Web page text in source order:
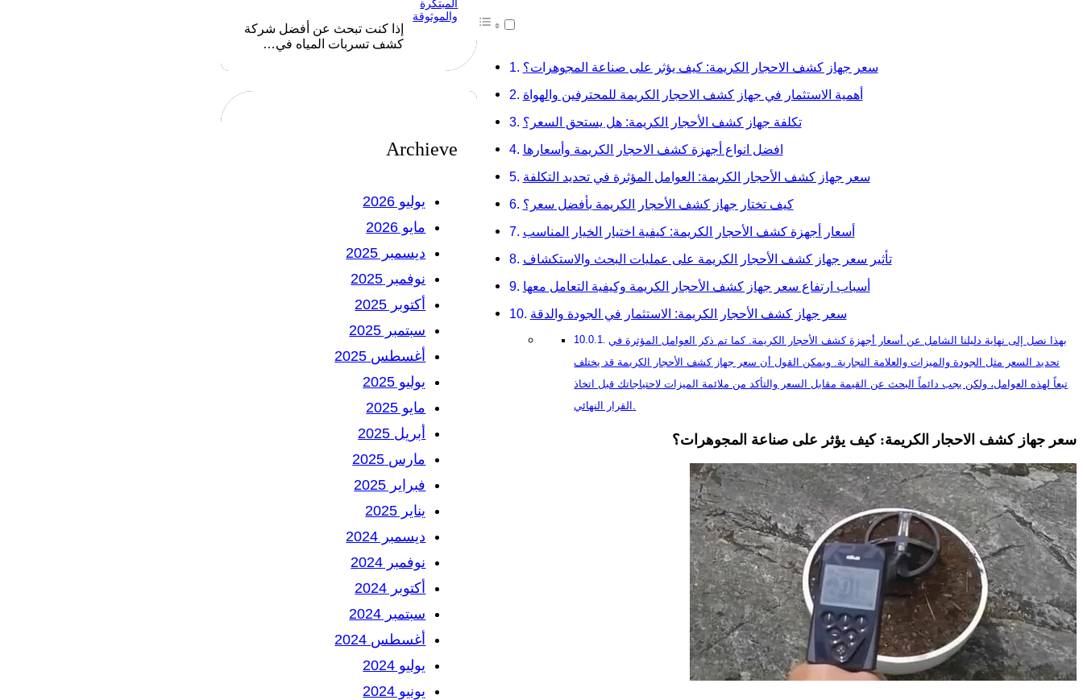
سعر جهاز كشف الاحجار الكريمة: كيف يؤثر على صناعة المجوهرات؟
أهمية الاستثمار في جهاز كشف الاحجار الكريمة للمحترفين والهواة
تكلفة جهاز كشف الأحجار الكريمة: هل يستحق السعر؟
افضل انواع أجهزة كشف الاحجار الكريمة وأسعارها
سعر جهاز كشف الأحجار الكريمة: العوامل المؤثرة في تحديد التكلفة
كيف تختار جهاز كشف الأحجار الكريمة بأفضل سعر؟
أسعار أجهزة كشف الأحجار الكريمة: كيفية اختيار الخيار المناسب
تأثير سعر جهاز كشف الأحجار الكريمة على عمليات البحث والاستكشاف
أسباب ارتفاع سعر جهاز كشف الأحجار الكريمة وكيفية التعامل معها
سعر جهاز كشف الأحجار الكريمة: الاستثمار في الجودة والدقة
بهذا نصل إلى نهاية دليلنا الشامل عن أسعار أجهزة كشف الأحجار الكريمة. كما تم ذكر العوامل المؤثرة في
تحديد السعر مثل الجودة والميزات والعلامة التجارية. ويمكن القول أن سعر جهاز كشف الأحجار الكريمة قد يختلف
تبعاً لهذه العوامل، ولكن يجب دائماً البحث عن القيمة مقابل السعر والتأكد من ملائمة الميزات لاحتياجاتك قبل اتخاذ
القرار النهائي.
سعر جهاز كشف الاحجار الكريمة: كيف يؤثر على صناعة المجوهرات؟
إذا كنت تبحث عن أفضل شركة
كشف تسربات المياه في…
Archieve
يوليو 2026
مايو 2026
ديسمبر 2025
نوفمبر 2025
أكتوبر 2025
سبتمبر 2025
أغسطس 2025
يوليو 2025
مايو 2025
أبريل 2025
مارس 2025
فبراير 2025
يناير 2025
ديسمبر 2024
نوفمبر 2024
أكتوبر 2024
سبتمبر 2024
أغسطس 2024
يوليو 2024
يونيو 2024